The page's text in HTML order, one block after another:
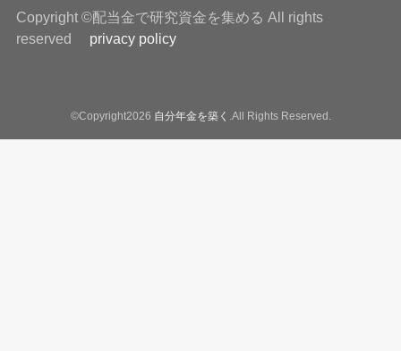
Copyright ©配当金で研究資金を集める All rights
reserved privacy policy
©Copyright2026 自分年金を築く .All Rights Reserved.